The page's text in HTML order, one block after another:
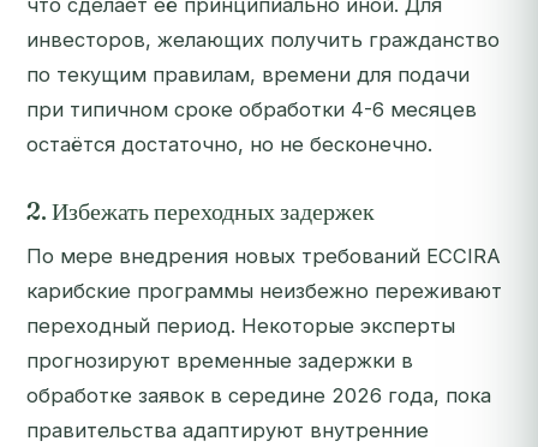
что сделает её принципиально иной. Для
инвесторов, желающих получить гражданство
по текущим правилам, времени для подачи
при типичном сроке обработки 4-6 месяцев
остаётся достаточно, но не бесконечно.
2. Избежать переходных задержек
По мере внедрения новых требований ECCIRA
карибские программы неизбежно переживают
переходный период. Некоторые эксперты
прогнозируют временные задержки в
обработке заявок в середине 2026 года, пока
правительства адаптируют внутренние